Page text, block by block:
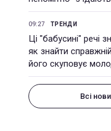
09:27 ТРЕНДИ
Ці "бабусині" речі
як знайти
його скуповує
Всі